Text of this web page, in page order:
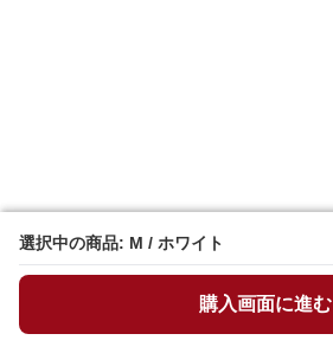
選択中の商品: M / ホワイト
購入画面に進む
選択中の商品: M / ホワイト
購入画面に進む